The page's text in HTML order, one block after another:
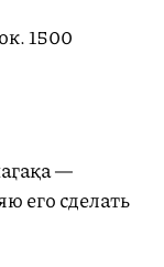
1500
—
его сделать